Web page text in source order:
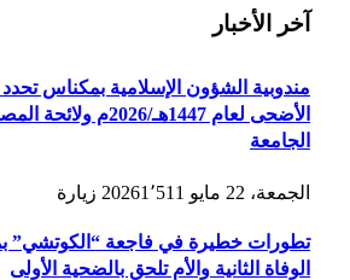
آخر الأخبار
مندوبية الشؤون الإسلامية بمكناس
الأضحى لعام 1447هـ/
الجامعة
الجمعة، 22 مايو 2026 1٬511 زيارة
تطورات خطيرة في فاجعة “الكوتشي”
الوفاة الثانية والأم تلحق بالضحية الأولى